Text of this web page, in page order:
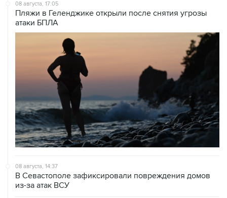
08 августа, 17:05
Пляжи в Геленджике открыли после снятия угрозы
атаки БПЛА
08 августа, 14:37
В Севастополе зафиксировали повреждения домов
из-за атак ВСУ